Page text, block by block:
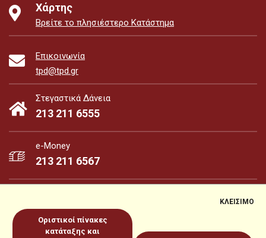
Χάρτης
Βρείτε το πλησιέστερο Κατάστημα
Επικοινωνία
tpd@tpd.gr
Στεγαστικά Δάνεια
213 211 6555
e-Money
213 211 6567
e-Money
ΚΛΕΙΣΙΜΟ
Οριστικοί πίνακες
κατάταξης και